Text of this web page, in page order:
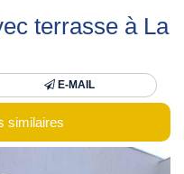
terrasse à La
E-MAIL
similaires